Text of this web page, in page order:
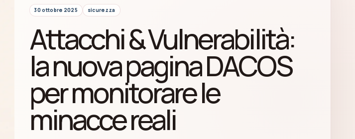
30 ottobre 2025 sicurezza
Attacchi & Vulnerabilità:
la nuova pagina DACOS
per monitorare le
minacce reali